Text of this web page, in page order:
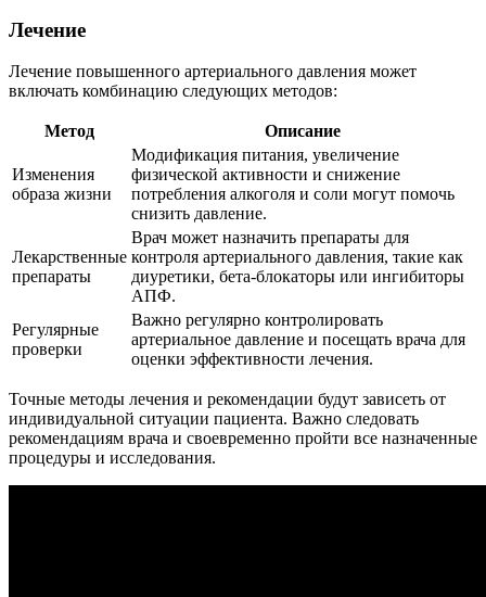
Лечение
Лечение повышенного артериального давления может
включать комбинацию следующих методов:
Метод Описание
Изменения
образа жизни
Модификация питания, увеличение
физической активности и снижение
потребления алкоголя и соли могут помочь
снизить давление.
Лекарственные
препараты
Врач может назначить препараты для
контроля артериального давления, такие как
диуретики, бета-блокаторы или ингибиторы
АПФ.
Регулярные
проверки
Важно регулярно контролировать
артериальное давление и посещать врача для
оценки эффективности лечения.
Точные методы лечения и рекомендации будут зависеть от
индивидуальной ситуации пациента. Важно следовать
рекомендациям врача и своевременно пройти все назначенные
процедуры и исследования.